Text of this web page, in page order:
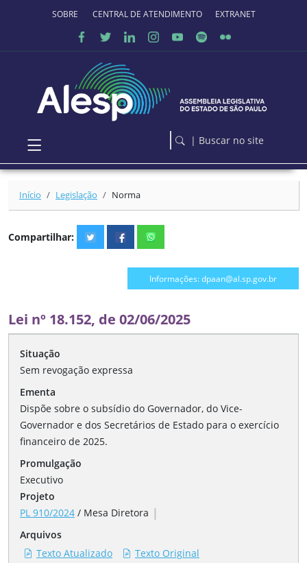
Ir para o conteúdo principal
SOBRE O PORTALCENTRAL DE ATENDIMENTO EXTRANET
| Buscar no site
Início Legislação Norma
Compartilhar:
Informações: dpaan@al.sp.gov.br
Lei nº 18.152, de 02/06/2025
Situação
Sem revogação expressa
Ementa
Dispõe sobre o subsídio do Governador, do Vice-
Governador e dos Secretários de Estado para o exercício
financeiro de 2025.
Promulgação
Executivo
Projeto
PL 910/2024 / Mesa Diretora |
Arquivos
Texto Atualizado
Texto Original